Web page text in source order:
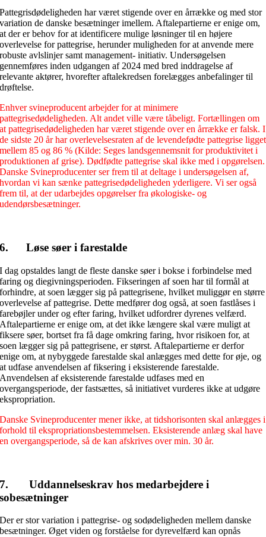
Pattegrisdødeligheden har været stigende over en årrække og med stor
variation de danske besætninger imellem. Aftalepartierne er enige om,
at der er behov for at identificere mulige løsninger til en højere
overlevelse for pattegrise, herunder muligheden for at anvende mere
robuste avlslinjer samt management- initiativ. Undersøgelsen
gennemføres inden udgangen af 2024 med bred inddragelse af
relevante aktører, hvorefter aftalekredsen forelægges anbefalinger til
drøftelse.
Enhver svineproducent arbejder for at minimere
pattegrisedødeligheden. Alt andet ville være tåbeligt. Fortællingen om
at pattegrisedødeligheden har været stigende over en årrække er falsk. I
de sidste 20 år har overlevelsesraten af de levendefødte pattegrise ligget
mellem 85 og 86 % (Kilde: Seges landsgennemsnit for produktivitet i
produktionen af grise). Dødfødte pattegrise skal ikke med i opgørelsen.
Danske Svineproducenter ser frem til at deltage i undersøgelsen af,
hvordan vi kan sænke pattegrisedødeligheden yderligere. Vi ser også
frem til, at der udarbejdes opgørelser fra økologiske- og
udendørsbesætninger.
6. Løse søer i farestalde
I dag opstaldes langt de fleste danske søer i bokse i forbindelse med
faring og diegivningsperioden. Fikseringen af soen har til formål at
forhindre, at soen lægger sig på pattegrisene, hvilket muliggør en større
overlevelse af pattegrise. Dette medfører dog også, at soen fastlåses i
farebøjler under og efter faring, hvilket udfordrer dyrenes velfærd.
Aftalepartierne er enige om, at det ikke længere skal være muligt at
fiksere søer, bortset fra få dage omkring faring, hvor risikoen for, at
soen lægger sig på pattegrisene, er størst. Aftalepartierne er derfor
enige om, at nybyggede farestalde skal anlægges med dette for øje, og
at udfase anvendelsen af fiksering i eksisterende farestalde.
Anvendelsen af eksisterende farestalde udfases med en
overgangsperiode, der fastsættes, så initiativet vurderes ikke at udgøre
ekspropriation.
Danske Svineproducenter mener ikke, at tidshorisonten skal anlægges i
forhold til ekspropriationsbestemmelsen. Eksisterende anlæg skal have
en overgangsperiode, så de kan afskrives over min. 30 år.
7. Uddannelseskrav hos medarbejdere i
sobesætninger
Der er stor variation i pattegrise- og sodødeligheden mellem danske
besætninger. Øget viden og forståelse for dyrevelfærd kan opnås